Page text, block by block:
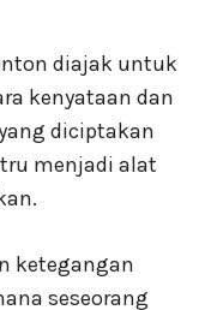
diajak untuk
kenyataan dan
diciptakan
menjadi alat
ketegangan
seseorang